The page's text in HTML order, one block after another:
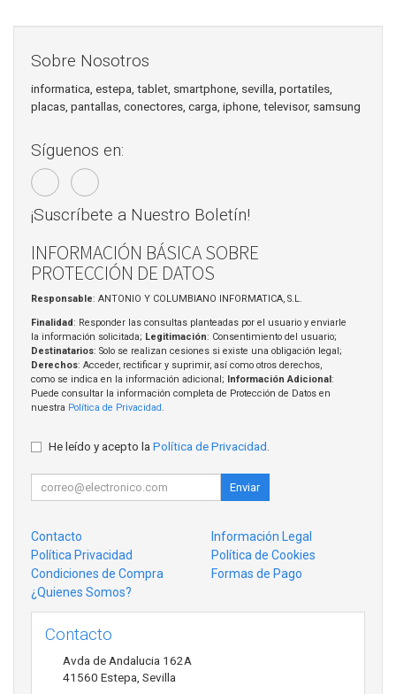
Sobre Nosotros
informatica, estepa, tablet, smartphone, sevilla, portatiles,
placas, pantallas, conectores, carga, iphone, televisor, samsung
Síguenos en:
¡Suscríbete a Nuestro Boletín!
INFORMACIÓN BÁSICA SOBRE
PROTECCIÓN DE DATOS
Responsable: ANTONIO Y COLUMBIANO INFORMATICA, S.L.
Finalidad: Responder las consultas planteadas por el usuario y enviarle
la información solicitada; Legitimación: Consentimiento del usuario;
Destinatarios: Solo se realizan cesiones si existe una obligación legal;
Derechos: Acceder, rectificar y suprimir, así como otros derechos,
como se indica en la información adicional; Información Adicional:
Puede consultar la información completa de Protección de Datos en
nuestra Política de Privacidad.
He leído y acepto la Política de Privacidad
Enviar
Contacto
Información Legal
Política Privacidad
Política de Cookies
Condiciones de Compra
Formas de Pago
¿Quienes Somos?
Contacto
Avda de Andalucia 162A
41560 Estepa Sevilla